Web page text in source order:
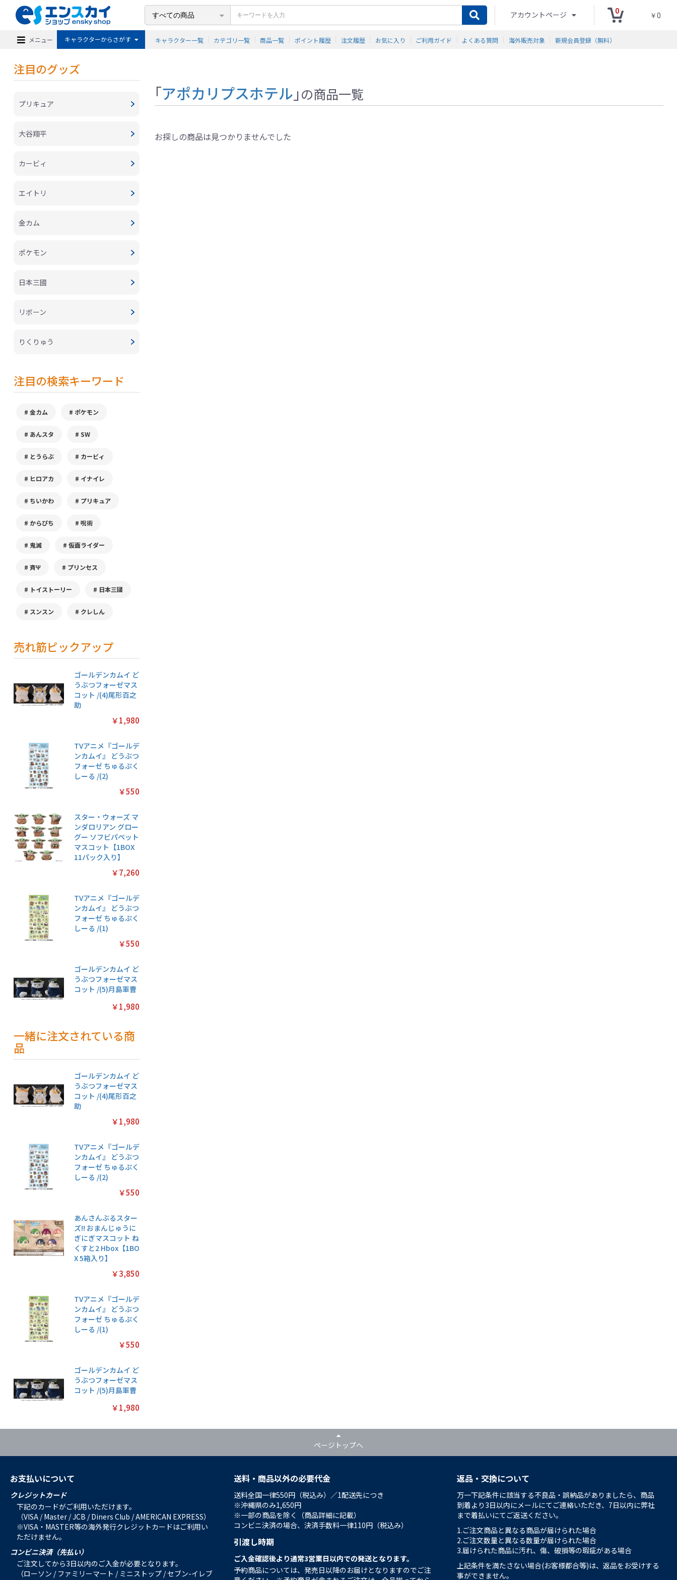
アカウントページ 0
￥0
メニュー キャラクターからさがす キャラクター一覧 カテゴリ一覧 商品一覧 ポイント履歴 注文履歴 お気に入り ご利用ガイド よくある質問 海外販売対象 新規会員登録（無料）
注目のグッズ
プリキュア
大谷翔平
カービィ
エイトリ
金カム
ポケモン
日本三國
リボーン
りくりゅう
注目の検索キーワード
金カム ポケモン
あんスタ SW
とうらぶ カービィ
ヒロアカ イナイレ
ちいかわ プリキュア
からぴち 呪術
鬼滅 仮面ライダー
斉Ψ プリンセス
トイストーリー 日本三國
スンスン クレしん
売れ筋ピックアップ
ゴールデンカムイ ど
うぶつフォーゼマス
コット /(4)尾形百之
助
￥1,980
TVアニメ『ゴールデ
ンカムイ』 どうぶつ
フォーゼ ちゅるぷく
しーる /(2)
￥550
スター・ウォーズ マ
ンダロリアン グロー
グー ソフビパペット
マスコット【1BOX
11パック入り】
￥7,260
TVアニメ『ゴールデ
ンカムイ』 どうぶつ
フォーゼ ちゅるぷく
しーる /(1)
￥550
ゴールデンカムイ ど
うぶつフォーゼマス
コット /(5)月島軍曹
￥1,980
一緒に注文されている商
品
ゴールデンカムイ ど
うぶつフォーゼマス
コット /(4)尾形百之
助
￥1,980
TVアニメ『ゴールデ
ンカムイ』 どうぶつ
フォーゼ ちゅるぷく
しーる /(2)
￥550
あんさんぶるスター
ズ!! おまんじゅうに
ぎにぎマスコット ね
くすと2 Hbox【1BO
X 5箱入り】
￥3,850
TVアニメ『ゴールデ
ンカムイ』 どうぶつ
フォーゼ ちゅるぷく
しーる /(1)
￥550
ゴールデンカムイ ど
うぶつフォーゼマス
コット /(5)月島軍曹
￥1,980
「アポカリプスホテル 」の商品一覧
お探しの商品は見つかりませんでした
ページトップへ
お支払いについて
クレジットカード
下記のカードがご利用いただけます。
（VISA / Master / JCB / Diners Club / AMERICAN EXPRESS）
※VISA・MASTER等の海外発行クレジットカードはご利用い
ただけません。
コンビニ決済（先払い）
ご注文してから3日以内のご入金が必要となります。
（ローソン / ファミリーマート / ミニストップ / セブン-イレブ
送料・商品以外の必要代金
送料全国一律550円（税込み）／1配送先につき
※沖縄県のみ1,650円
※一部の商品を除く（商品詳細に記載）
コンビニ決済の場合、決済手数料一律110円（税込み）
引渡し時期
ご入金確認後より通常3営業日以内での発送となります。
予約商品については、発売日以降のお届けとなりますのでご注
返品・交換について
万一下記条件に該当する不良品・誤納品がありましたら、商品
到着より3日以内にメールにてご連絡いただき、7日以内に弊社
まで着払いにてご返送ください。
1.ご注文商品と異なる商品が届けられた場合
2.ご注文数量と異なる数量が届けられた場合
3.届けられた商品に汚れ、傷、破損等の瑕疵がある場合
上記条件を満たさない場合(お客様都合等)は、返品をお受けする
事ができません。